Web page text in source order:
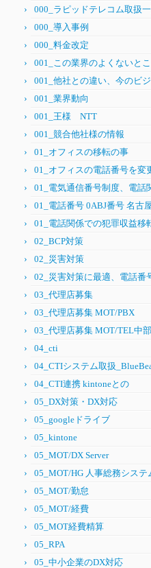
000_ラピッドテレコム取扱
000_導入事例
000_料金改定
001_この業界のよくないと
001_他社との違い、今のビ
001_業界動向
001_王様 NTT
001_競合他社様の情報
01_オフィスの移転の事
01_オフィスの電話番号を変
01_電気通信番号制度、電話
01_電話番号 0ABJ番号 名古
01_電話関係での犯罪収益移
02_BCP対策
02_災害対策
02_災害対策に最適、電話番
03_代理店募集
03_代理店募集 MOT/PBX
03_代理店募集 MOT/TEL中
04_cti
04_CTIシステム取扱
04_CTI連携 kintoneとの
05_DX対策・DX対応
05_googleドライブ
05_kintone
05_MOT/DX Server
05_MOT/HG 人事総務システ
05_MOT/勤怠
05_MOT/経費
05_MOT経費精算
05_RPA
05_中小企業のDX対応